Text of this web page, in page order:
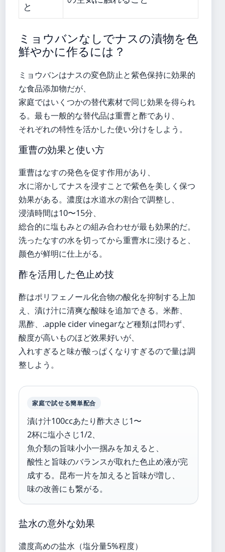
と
ミョウバンなしでナスの漬物を色
鮮やかに作るには？
ミョウバンはナスの変色防止と紫色保持に効果的
な食品添加物だが、
家庭ではいくつかの替代素材で同じ効果を得られ
る。最も一般的な替代品は重曹と酢であり、
それぞれの特性を活かした使い分けをしよう。
重曹の効果と使い方
重曹はなすの発色を促す作用があり、
水に溶かしてナスを浸すことで紫色を美しく保つ
効果がある。濃度は水道水の割合で調整し、
浸漬時間は10〜15分、
総合的に塩もみとの組み合わせが最も効果的だ。
洗ったなすの水を切ってから重曹水に浸けると、
颜色が鲜明に仕上がる。
酢を活用した色止め技
酢はポリフェノール化合物の酸化を抑制する上加
え、漬け汁に清爽な酸味を追加できる。米酢、
黒酢、.apple cider vinegarなど種類は問わず、
酸度が高いものほど效果好いが、
入れすぎると味が酸っぱくなりすぎるので量は調
整しよう。
家庭で試せる簡単配合
漬け汁100ccあたり酢大さじ1〜
2杯に塩小さじ1/2、
魚介類の旨味小小一掴みを加えると、
酸性と旨味のバランスが取れた色止め液が完
成する。昆布一片を加えると旨味が増し、
味の改善にも繋がる。
盐水の意外な効果
濃度高めの盐水（塩分量5%程度）